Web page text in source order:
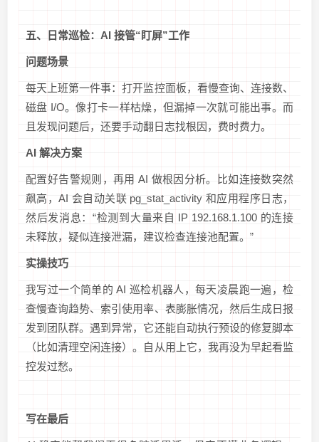
五、日常巡检：AI 接管“盯屏”工作
问题场景
每天上班第一件事：打开监控面板，看慢查询、连接数、
磁盘 I/O。像打卡一样枯燥，但漏掉一次就可能出事。而
且发现问题后，还要手动翻日志找根因，费时费力。
AI 解决方案
配置好告警规则，再用 AI 做根因分析。比如连接数突然
飙高，AI 会自动关联 pg_stat_activity 和应用程序日志，
然后发消息：“检测到大量来自 IP 192.168.1.100 的连接
未释放，疑似连接泄漏，建议检查连接池配置。”
实操技巧
我写过一个简单的 AI 巡检机器人，每天凌晨跑一遍，检
查慢查询趋势、索引使用率、表膨胀情况，然后生成日报
发到团队群。遇到异常，它还能自动执行预设的修复脚本
（比如清理空闲连接）。自从用上它，我再没为早起看监
控发过愁。
写在最后